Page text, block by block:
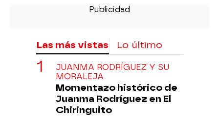
Las más vistas Lo último
JUANMA RODRÍGUEZ Y SU
MORALEJA
Momentazo histórico de
Juanma Rodríguez en El
Chiringuito